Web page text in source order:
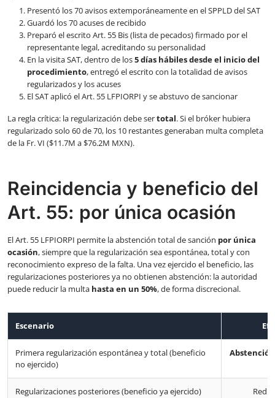
Presentó los 70 avisos extemporáneamente en el SPPLD del SAT
Guardó los 70 acuses de recibido
Preparó el escrito Art. 55 Bis (lista de pecados) firmado por el
representante legal, acreditando su personalidad
En la visita SAT, dentro de los5 días hábiles desde el inicio del
procedimiento, entregó el escrito con la totalidad de avisos
regularizados y los acuses
El SAT aplicó el Art. 55 LFPIORPI y se abstuvo de sancionar
La regla crítica: la regularización debe sertotal. Si el bróker hubiera
regularizado solo 60 de 70, los 10 restantes generaban multa completa
de la Fr. VI ($11.7M a $76.2M MXN).
Reincidencia y beneficio del
Art. 55: por única ocasión
El Art. 55 LFPIORPI permite la abstención total de sanción por única
ocasión, siempre que la regularización sea espontánea, total y con
reconocimiento expreso de la falta. Una vez ejercido el beneficio, las
regularizaciones posteriores ya no obtienen abstención: la autoridad
puede reducir la multa hasta en un 50%, de forma discrecional.
Escenario
Primera regularización espontánea y total (beneficio
no ejercido)
Regularizaciones posteriores (beneficio ya ejercido)